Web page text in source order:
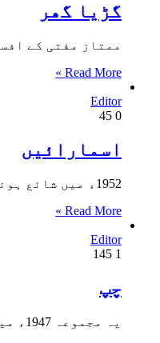
گڑیا گھر
ممتاز مفتی کے افسانوں کا
Read More »
Editor
0
اسمارائیں
1952ء میں شائع ہونے والا یہ مجموعہ سترہ افسانوں پر مشتمل ہے۔ اسے پہلی مرتبہ مکتبہ جدید، لاہور نے شائع…
Read More »
Editor
1
چپ
یہ مجموعہ 1947ء میں قیام پاکستان سے پہلے مکتبہ اردو، لاہور نے شائع کیا۔ اس مجموعے میں شامل پندرہ افسانے…